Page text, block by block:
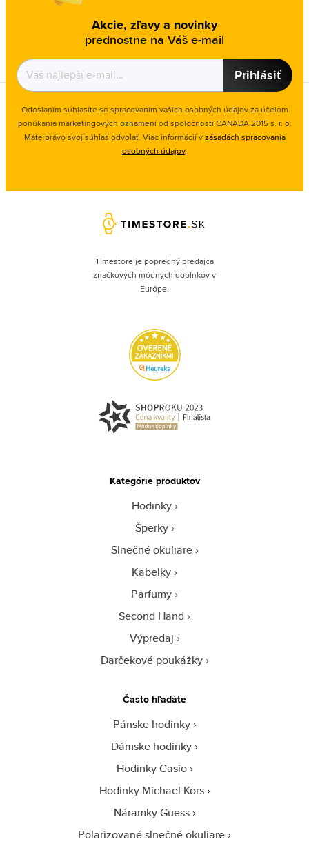
Akcie, zľavy a novinky
prednostne na Váš e-mail
Prihlásiť
Odoslaním súhlasíte so spracovaním vašich osobných údajov za účelom
ponúkania marketingových oznámení od spoločnosti CANADA 2015 s. r. o.
Máte právo svoj súhlas odvolať. Viac informácií vzásadách spracovania
osobných údajov.
Timestore je popredný predajca
značkových módnych doplnkov v
Európe.
Kategórie produktov
Hodinky
Šperky
Slnečné okuliare
Kabelky
Parfumy
Second Hand
Výpredaj
Darčekové poukážky
Často hľadáte
Pánske hodinky
Dámske hodinky
Hodinky Casio
Hodinky Michael Kors
Náramky Guess
Polarizované slnečné okuliare